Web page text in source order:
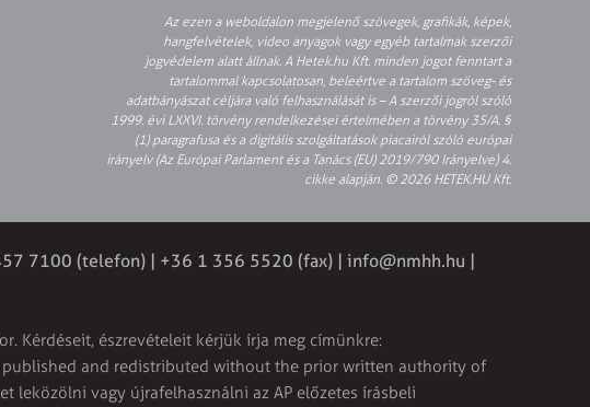
Az ezen a weboldalon megjelenő szövegek, grafikák, képek,
hangfelvételek, video anyagok vagy egyéb tartalmak szerzői
jogvédelem alatt állnak. A Hetek.hu Kft. minden jogot fenntart a
tartalommal kapcsolatosan, beleértve a tartalom szöveg- és
adatbányászat céljára való felhasználását is – A szerzői jogról szóló
1999. évi LXXVI. törvény rendelkezései értelmében a törvény 35/A. §
(1) paragrafusa és a digitális szolgáltatások piacairól szóló európai
irányelv (Az Európai Parlament és a Tanács (EU) 2019/790 Irányelve) 4.
cikke alapján. © 2026 HETEK.HU Kft.
7100 (telefon) | +36 1 356 5520 (fax) | info@nmhh.hu |
Kérdéseit, észrevételeit kérjük írja meg címünkre:
and redistributed without the prior written authority of
leközölni vagy újrafelhasználni az AP előzetes írásbeli